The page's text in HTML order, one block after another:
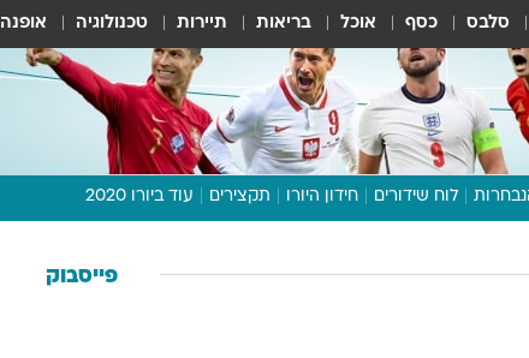
סלבס כסף אוכל בריאות תיירות טכנולוגיה אופנה
לוח שידורים חידון היורו תקצירים עוד ביורו 2020
תכנית היורו פייסבוק